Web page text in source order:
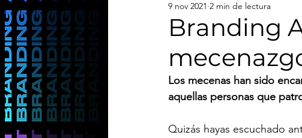
Branding
9 nov 2021 2 min de lectura
Los mecenas han sido
aquellas personas que
Quizás hayas escuchado